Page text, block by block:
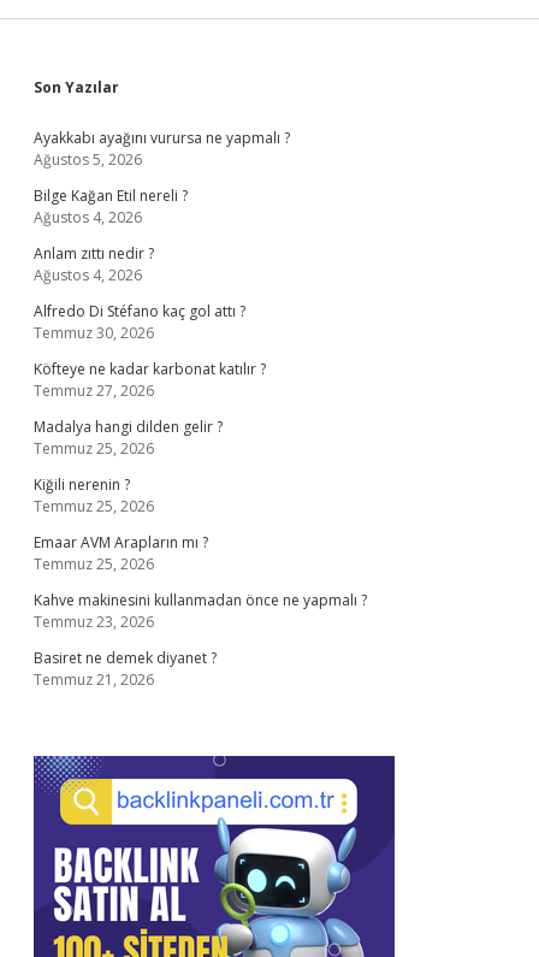
Sidebar
Son Yazılar
Ayakkabı ayağını vurursa ne yapmalı ?
Ağustos 5, 2026
Bilge Kağan Etil nereli ?
Ağustos 4, 2026
Anlam zıttı nedir ?
Ağustos 4, 2026
Alfredo Di Stéfano kaç gol attı ?
Temmuz 30, 2026
Köfteye ne kadar karbonat katılır ?
Temmuz 27, 2026
Madalya hangi dilden gelir ?
Temmuz 25, 2026
Kiğili nerenin ?
Temmuz 25, 2026
Emaar AVM Arapların mı ?
Temmuz 25, 2026
Kahve makinesini kullanmadan önce ne yapmalı ?
Temmuz 23, 2026
Basiret ne demek diyanet ?
Temmuz 21, 2026